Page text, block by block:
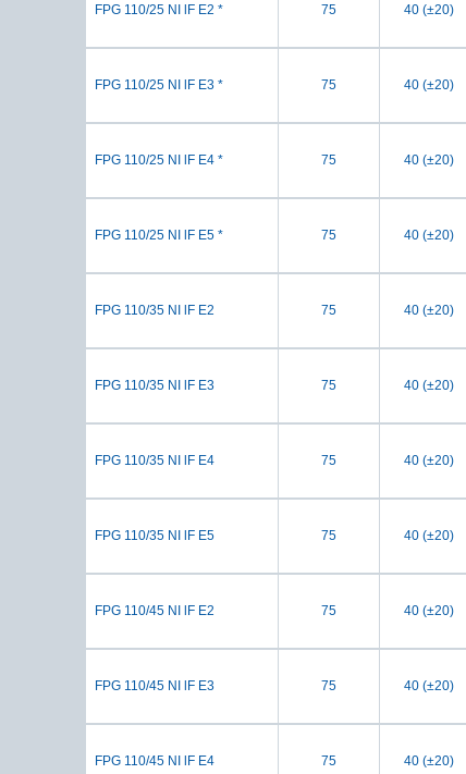
FPG 110/25 NI lF E2 * 75 40 (±20)
FPG 110/25 NI lF E3 * 75 40 (±20)
FPG 110/25 NI lF E4 * 75 40 (±20)
FPG 110/25 NI lF E5 * 75 40 (±20)
FPG 110/35 NI lF E2 75 40 (±20)
FPG 110/35 NI lF E3 75 40 (±20)
FPG 110/35 NI lF E4 75 40 (±20)
FPG 110/35 NI lF E5 75 40 (±20)
FPG 110/45 NI lF E2 75 40 (±20)
FPG 110/45 NI lF E3 75 40 (±20)
FPG 110/45 NI lF E4 75 40 (±20)